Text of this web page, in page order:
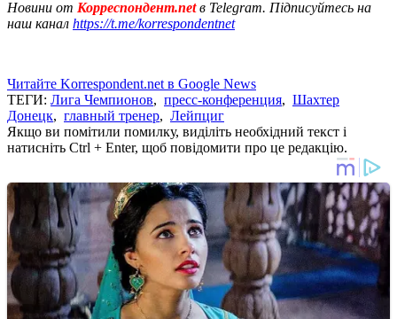
Новини от Корреспондент.netв Telegram. Підписуйтесь на
наш канал https://t.me/korrespondentnet
Читайте Korrespondent.net в Google News
ТЕГИ: Лига Чемпионов, пресс-конференция, Шахтер
Донецк, главный тренер, Лейпциг
Якщо ви помітили помилку, виділіть необхідний текст і
натисніть Ctrl + Enter, щоб повідомити про це редакцію.